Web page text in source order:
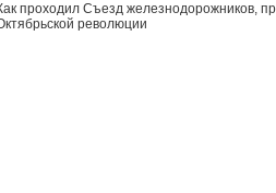
проходил Съезд железнодорожников,
революции